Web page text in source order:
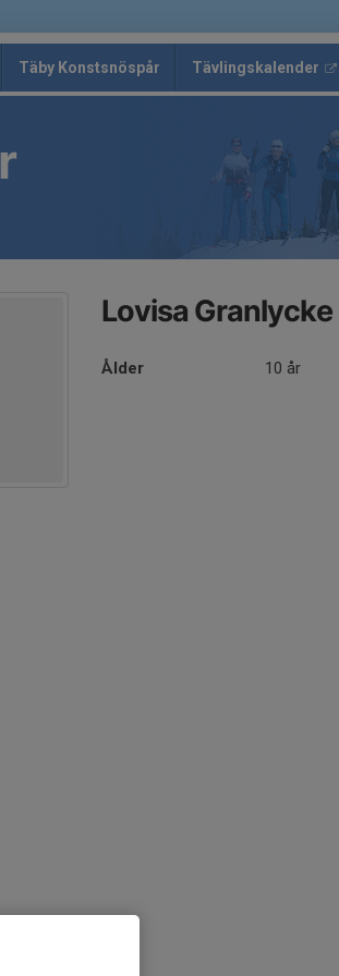
Täby Konstsnöspår Tävlingskalender
Lovisa Granlycke
Ålder 10 år